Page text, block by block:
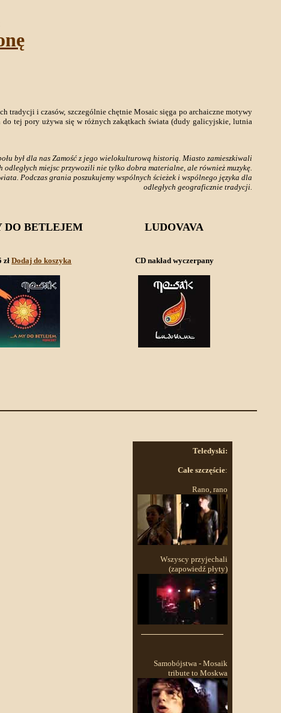
tradycji i czasów, szczególnie chętnie Mosaic sięga po archaiczne motywy
tej pory używa się w różnych zakątkach świata (dudy galicyjskie, lutnia
był dla nas Zamość z jego wielokulturową historią. Miasto zamieszkiwali
miejsc przywozili nie tylko dobra materialne, ale również muzykę.
Podczas grania poszukujemy wspólnych ścieżek i wspólnego języka dla
odległych geograficznie tradycji.
DO BETLEJEM
złDodaj do koszyka
LUDOVAVA
CD nakład wyczerpany
Teledyski:
Całe szczęście:
Rano, rano
Wszyscy przyjechali
(zapowiedź płyty)
Samobójstwa - Mosaik
tribute to Moskwa